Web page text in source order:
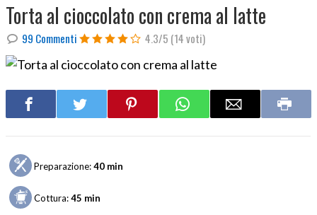
Torta al cioccolato con crema al latte
99 Commenti 4.3/5 (14 voti)
Preparazione:40 min
Cottura:45 min